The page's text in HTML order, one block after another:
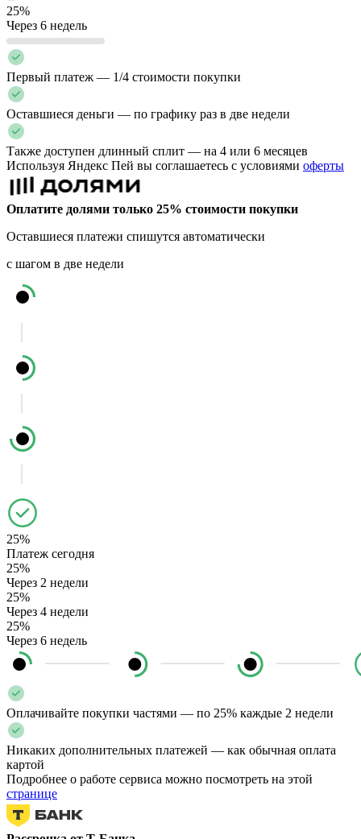
25%
Через 6 недель
Первый платеж — 1/4 стоимости покупки
Оставшиеся деньги — по графику раз в две недели
Также доступен длинный сплит — на 4 или 6 месяцев
Используя Яндекс Пей вы соглашаетесь с условиями оферты
Оплатите долями только 25% стоимости покупки
Оставшиеся платежи спишутся автоматически
с шагом в две недели
25%
Платеж сегодня
25%
Через 2 недели
25%
Через 4 недели
25%
Через 6 недель
Оплачивайте покупки частями — по 25% каждые 2 недели
Никаких дополнительных платежей — как обычная оплата
картой
Подробнее о работе сервиса можно посмотреть на этой
странице